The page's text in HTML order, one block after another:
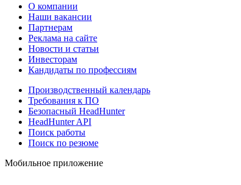
О компании
Наши вакансии
Партнерам
Реклама на сайте
Новости и статьи
Инвесторам
Кандидаты по профессиям
Производственный календарь
Требования к ПО
Безопасный HeadHunter
HeadHunter API
Поиск работы
Поиск по резюме
Мобильное приложение